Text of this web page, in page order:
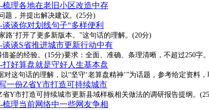
理各地在老旧小区改造中存
，并提出解决建议。(25分)
谈你对划线句子“多样便利
路’打开了更多新版本。”这句话的理解。(20分)
谈S省推进城市更新行动中有
鉴的经验。(15分)要求：全面、准确、条理清晰，不超过250字。
好算盘就是守好人生基本盘
这句话的理解，以“坚守‘老算盘精神’”为话题，参考给定资料
一份Z省Y市打造可持续城市
Y市打造可持续城市更新县域样板相关做法的调研报告提纲。
理当前网络中一些网友争相